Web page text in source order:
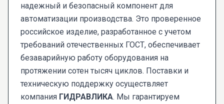
надежный и безопасный компонент для
автоматизации производства. Это проверенное
российское изделие, разработанное с учетом
требований отечественных ГОСТ, обеспечивает
безаварийную работу оборудования на
протяжении сотен тысяч циклов. Поставки и
техническую поддержку осуществляет
компания ГИДРАВЛИКА. Мы гарантируем